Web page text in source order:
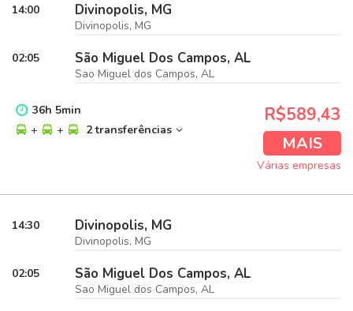
14:00 Divinopolis, MG
Divinopolis, MG
02:05 São Miguel Dos Campos, AL
Sao Miguel dos Campos, AL
36h 5min
+
+ 2 transferências
R$589,43
MAIS
Várias empresas
14:30 Divinopolis, MG
Divinopolis, MG
02:05 São Miguel Dos Campos, AL
Sao Miguel dos Campos, AL